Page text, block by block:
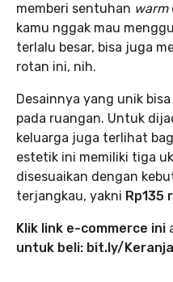
memberi sentuhan warm
kamu nggak mau
terlalu besar, bisa juga
rotan ini, nih.
Desainnya yang unik
pada ruangan. Untuk
keluarga juga terlihat
estetik ini memiliki tiga
disesuaikan dengan
terjangkau, yakni Rp135
Klik link e-commerce ini
untuk beli: bit.ly/